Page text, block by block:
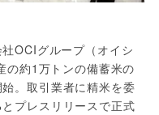
OCIグループ（オイシ
の約1万トンの備蓄米の
。取引業者に精米を委
プレスリリースで正式